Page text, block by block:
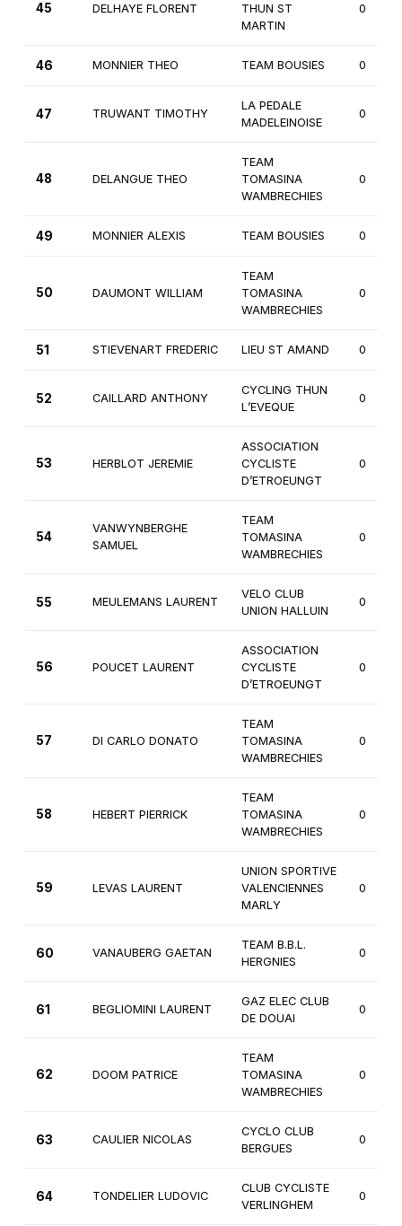
45 DELHAYE FLORENT
THUN ST
MARTIN
0
46 MONNIER THEO TEAM BOUSIES 0
47 TRUWANT TIMOTHY
LA PEDALE
MADELEINOISE
0
48 DELANGUE THEO
TEAM
TOMASINA
WAMBRECHIES
0
49 MONNIER ALEXIS TEAM BOUSIES 0
50 DAUMONT WILLIAM
TEAM
TOMASINA
WAMBRECHIES
0
51 STIEVENART FREDERIC LIEU ST AMAND 0
52 CAILLARD ANTHONY
CYCLING THUN
L’EVEQUE
0
53 HERBLOT JEREMIE
ASSOCIATION
CYCLISTE
D’ETROEUNGT
0
54
VANWYNBERGHE
SAMUEL
TEAM
TOMASINA
WAMBRECHIES
0
55 MEULEMANS LAURENT
VELO CLUB
UNION HALLUIN
0
56 POUCET LAURENT
ASSOCIATION
CYCLISTE
D’ETROEUNGT
0
57 DI CARLO DONATO
TEAM
TOMASINA
WAMBRECHIES
0
58 HEBERT PIERRICK
TEAM
TOMASINA
WAMBRECHIES
0
59 LEVAS LAURENT
UNION SPORTIVE
VALENCIENNES
MARLY
0
60 VANAUBERG GAETAN
TEAM B.B.L.
HERGNIES
0
61 BEGLIOMINI LAURENT
GAZ ELEC CLUB
DE DOUAI
0
62 DOOM PATRICE
TEAM
TOMASINA
WAMBRECHIES
0
63 CAULIER NICOLAS
CYCLO CLUB
BERGUES
0
64 TONDELIER LUDOVIC
CLUB CYCLISTE
VERLINGHEM
0